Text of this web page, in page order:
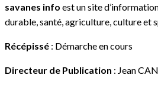
savanes info est un site
durable, santé, agriculture, culture et
Récépissé : Démarche en cours
Directeur de Publication : Jean